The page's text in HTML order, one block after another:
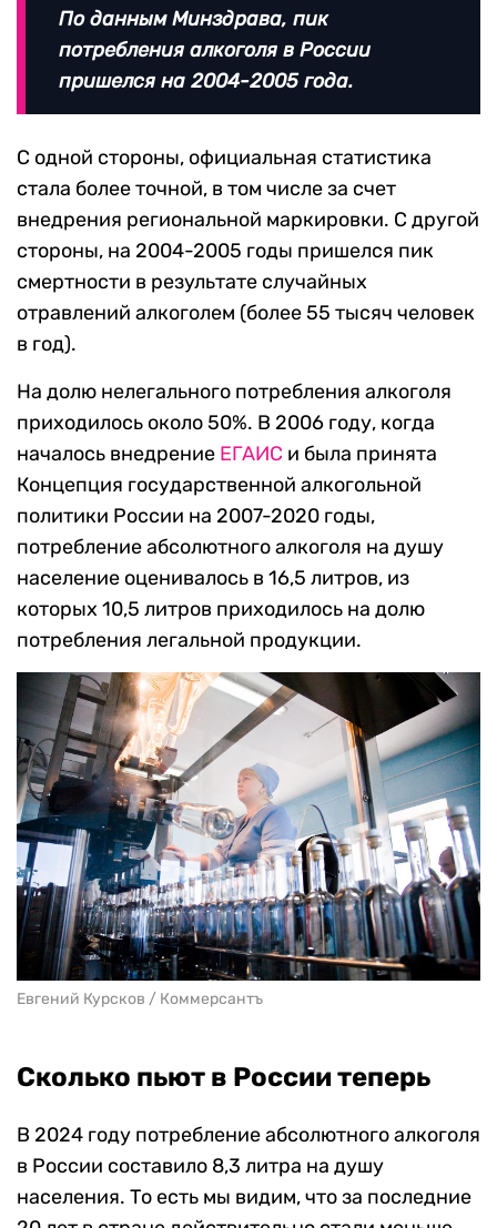
По данным Минздрава, пик
потребления алкоголя в России
пришелся на 2004-2005 года.
С одной стороны, официальная статистика
стала более точной, в том числе за счет
внедрения региональной маркировки. С другой
стороны, на 2004-2005 годы пришелся пик
смертности в результате случайных
отравлений алкоголем (более 55 тысяч человек
в год).
На долю нелегального потребления алкоголя
приходилось около 50%. В 2006 году, когда
началось внедрение ЕГАИС и была принята
Концепция государственной алкогольной
политики России на 2007-2020 годы,
потребление абсолютного алкоголя на душу
население оценивалось в 16,5 литров, из
которых 10,5 литров приходилось на долю
потребления легальной продукции.
Евгений Курсков / Коммерсантъ
Сколько пьют в России теперь
В 2024 году потребление абсолютного алкоголя
в России составило 8,3 литра на душу
населения. То есть мы видим, что за последние